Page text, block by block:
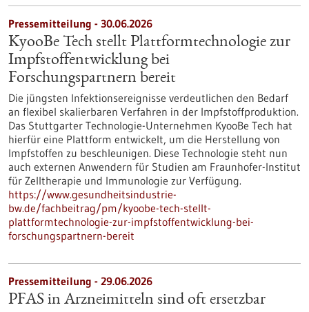
Pressemitteilung - 30.06.2026
KyooBe Tech stellt Plattformtechnologie zur
Impfstoffentwicklung bei
Forschungspartnern bereit
Die jüngsten Infektionsereignisse verdeutlichen den Bedarf
an flexibel skalierbaren Verfahren in der Impfstoffproduktion.
Das Stuttgarter Technologie-Unternehmen KyooBe Tech hat
hierfür eine Plattform entwickelt, um die Herstellung von
Impfstoffen zu beschleunigen. Diese Technologie steht nun
auch externen Anwendern für Studien am Fraunhofer-Institut
für Zelltherapie und Immunologie zur Verfügung.
https://www.gesundheitsindustrie-
bw.de/fachbeitrag/pm/kyoobe-tech-stellt-
plattformtechnologie-zur-impfstoffentwicklung-bei-
forschungspartnern-bereit
Pressemitteilung - 29.06.2026
PFAS in Arzneimitteln sind oft ersetzbar